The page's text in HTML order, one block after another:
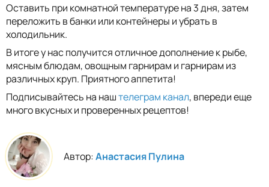
Оставить при комнатной температуре на 3 дня, затем
переложить в банки или контейнеры и убрать в
холодильник.
В итоге у нас получится отличное дополнение к рыбе,
мясным блюдам, овощным гарнирам и гарнирам из
различных круп. Приятного аппетита!
Подписывайтесь на наштелеграм канал, впереди еще
много вкусных и проверенных рецептов!
Автор:Анастасия Пулина